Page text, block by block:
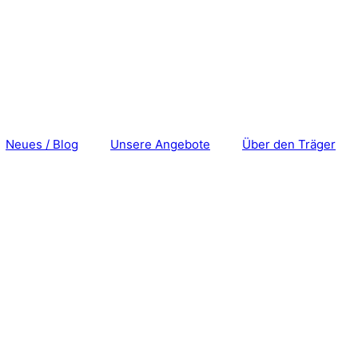
Neues / Blog Unsere Angebote Über den Träger